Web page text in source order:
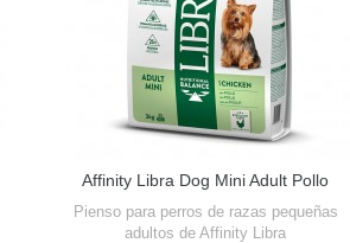
Affinity Libra Dog Mini Adult Pollo
Pienso para perros de razas pequeñas
adultos de Affinity Libra